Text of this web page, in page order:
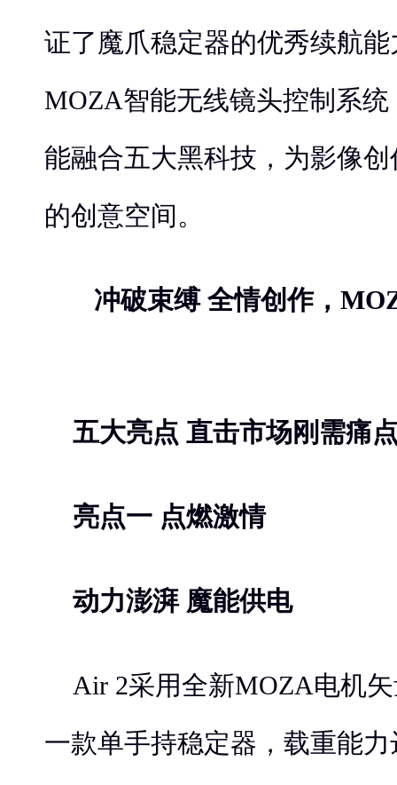
证了魔爪稳定器的优秀续航
MOZA智能无线镜头控制系
能融合五大黑科技，为影像
的创意空间。
冲破束缚 全情创作，
五大亮点 直击市场刚需痛
亮点一 点燃激情
动力澎湃 魔能供电
Air 2采用全新MOZA电机
一款单手持稳定器，载重能